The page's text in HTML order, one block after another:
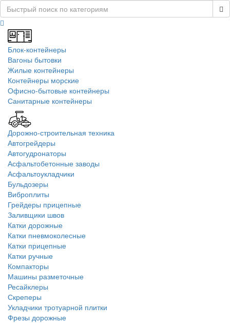
Блок-контейнеры
Вагоны бытовки
Жилые контейнеры
Контейнеры морские
Офисно-бытовые контейнеры
Санитарные контейнеры
Дорожно-строительная техника
Автогрейдеры
Автогудронаторы
Асфальтобетонные заводы
Асфальтоукладчики
Бульдозеры
Виброплиты
Грейдеры прицепные
Заливщики швов
Катки дорожные
Катки пневмоколесные
Катки прицепные
Катки ручные
Компакторы
Машины разметочные
Ресайклеры
Скреперы
Укладчики тротуарной плитки
Фрезы дорожные